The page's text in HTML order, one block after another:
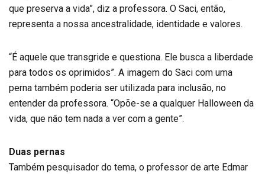
que preserva a vida”, diz a professora. O Saci, então,
representa a nossa ancestralidade, identidade e valores.
“É aquele que transgride e questiona. Ele busca a liberdade
para todos os oprimidos”. A imagem do Saci com uma
perna também poderia ser utilizada para inclusão, no
entender da professora. “Opõe-se a qualquer Halloween da
vida, que não tem nada a ver com a gente”.
Duas pernas
Também pesquisador do tema, o professor de arte Edmar